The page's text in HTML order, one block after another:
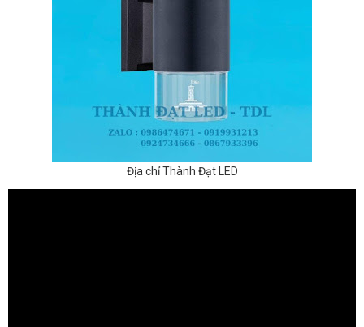
Địa chỉ Thành Đạt LED